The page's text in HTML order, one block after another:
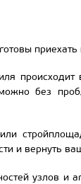
приехать
без
и вернуть
узлов и